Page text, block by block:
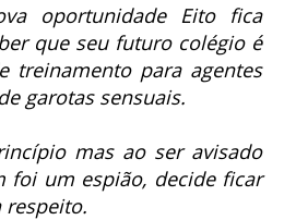
oportunidade Eito fica
que seu futuro colégio é
treinamento para agentes
garotas sensuais.
mas ao ser avisado
foi um espião, decide ficar
respeito.